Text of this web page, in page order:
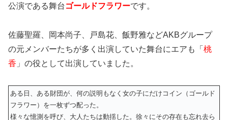
公演である舞台 ゴールドフラワーです。
佐藤聖羅、岡本尚子、戸島花、飯野雅などAKBグループ
の元メンバーたちが多く出演していた舞台にエアも「 桃
香 」の役として出演していました。
ある日、ある財団が、何の説明もなく女の子にだけコイン（ゴールド
フラワー）を一枚ずつ配った。
様々な憶測を呼び、大人たちは動揺した。徐々にその存在も忘れ去ら